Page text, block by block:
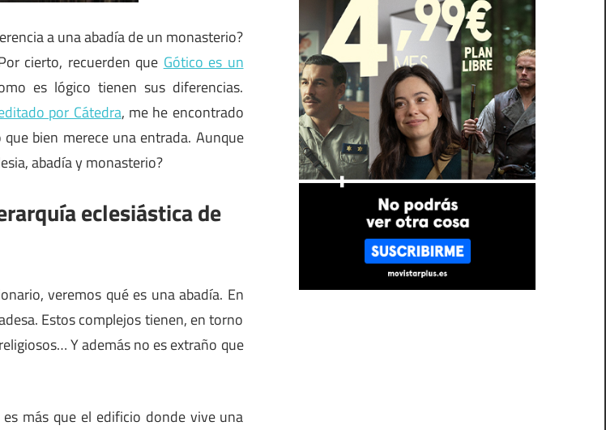
a una abadía de un monasterio?
cierto, recuerden que Gótico es un
es lógico tienen sus diferencias.
por Cátedra, me he encontrado
bien merece una entrada. Aunque
abadía y monasterio?
eclesiástica de
veremos qué es una abadía. En
Estos complejos tienen, en torno
Y además no es extraño que
más que el edificio donde vive una